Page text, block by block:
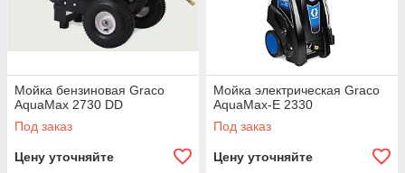
Мойка бензиновая Graco
AquaMax 2730 DD
Под заказ
Цену уточняйте
Мойка электрическая Graco
AquaMax-E 2330
Под заказ
Цену уточняйте